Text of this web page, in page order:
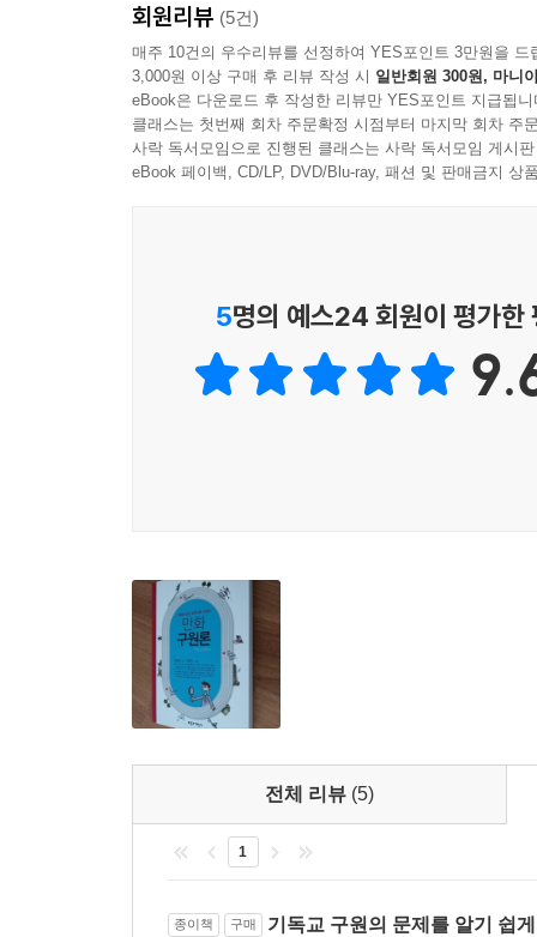
회원리뷰 (5건)
매주 10건의 우수리뷰를 선정하여 YES포인트 3만원을 드
3,000원 이상 구매 후 리뷰 작성 시 일반회원 300원, 마니
eBook은 다운로드 후 작성한 리뷰만 YES포인트 지급됩니
클래스는 첫번째 회차 주문확정 시점부터 마지막 회차 주
사락 독서모임으로 진행된 클래스는 사락 독서모임 게시
eBook 페이백, CD/LP, DVD/Blu-ray, 패션 및 판매금지 상
5명의 예스24 회원이 평가한
전체 리뷰 (5)
1
종이책 구매 기독교 구원의 문제를 알기 쉽